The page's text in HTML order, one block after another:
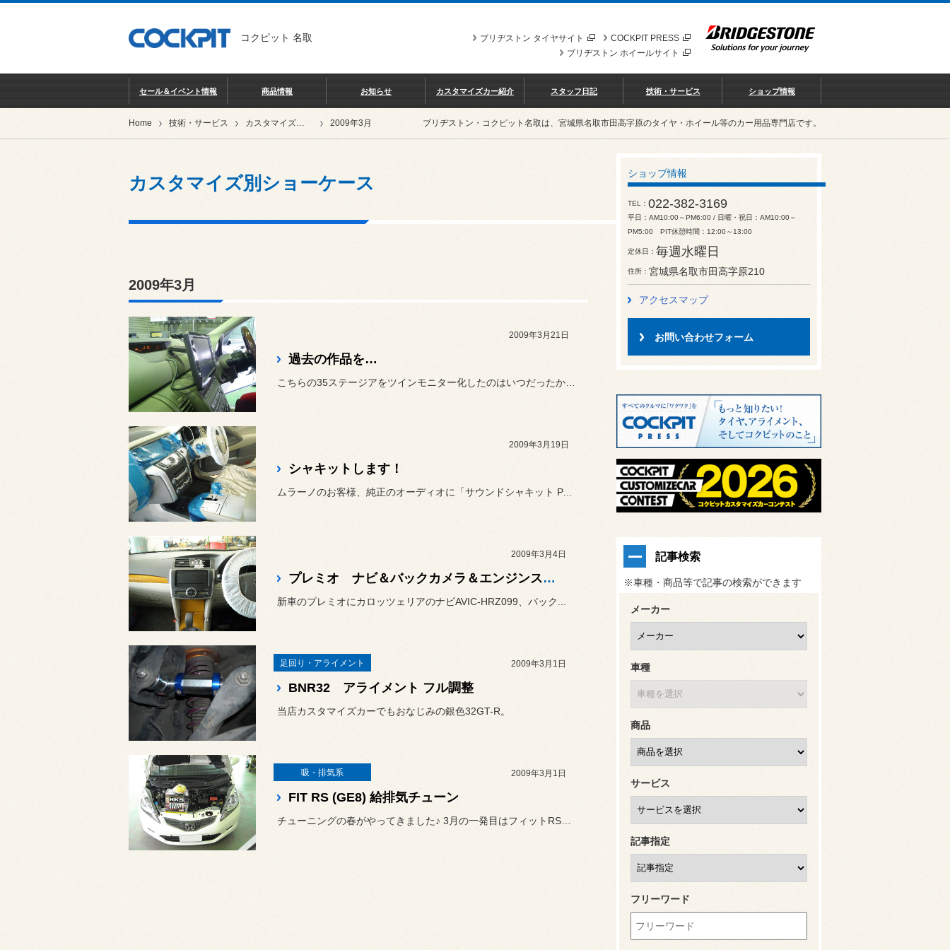
コクピット 名取 COCKPIT PRESS
ブリヂストン タイヤサイト
ブリヂストン ホイールサイト
セール＆イベント情報 商品情報 お知らせ カスタマイズカー紹介 スタッフ日記 技術・サービス ショップ情報
Home 技術・サービス カスタマイズ別ショーケース 2009年3月 ブリヂストン・コクピット名取は、宮城県名取市田高字原のタイヤ・ホイール等のカー用品専門店です。
カスタマイズ別ショーケース
2009年3月
2009年3月21日
過去の作品を…
2009年3月19日
シャキットします！
ムラーノのお客様、純正のオーディオに「サウンドシャキット PA-5...
2009年3月4日
プレミオ ナビ＆バックカメラ＆エンジンスターター取付。
新車のプレミオにカロッツェリアのナビAVIC-HRZ099、バック...
足回り・アライメント 2009年3月1日
BNR32 アライメント フル調整
当店カスタマイズカーでもおなじみの銀色32GT-R。
吸・排気系 2009年3月1日
FIT RS (GE8) 給排気チューン
ショップ情報
TEL 022-382-3169
平日：AM10:00～PM6:00 / 日曜・祝日：AM10:00～
PM5:00 PIT休憩時間：12:00～13:00
定休日 毎週水曜日
住所 宮城県名取市田高字原210
アクセスマップ
お問い合わせフォーム
記事検索
※車種・商品等で記事の検索ができます
メーカー
車種
商品
サービス
記事指定
フリーワード